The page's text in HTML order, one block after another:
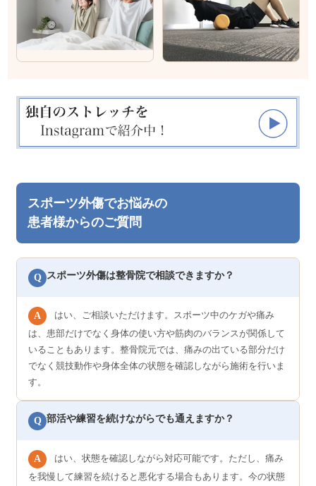
スポーツ外傷でお悩みの
患者様からのご質問
Q スポーツ外傷は整骨院で相談できますか？
A
はい、ご相談いただけます。スポーツ中のケガや痛み
は、患部だけでなく身体の使い方や筋肉のバランスが関係して
いることもあります。整骨院元では、痛みの出ている部分だけ
でなく競技動作や身体全体の状態を確認しながら施術を行いま
す。
Q 部活や練習を続けながらでも通えますか？
A
はい、状態を確認しながら対応可能です。ただし、痛み
を我慢して練習を続けると悪化する場合もあります。今の状態